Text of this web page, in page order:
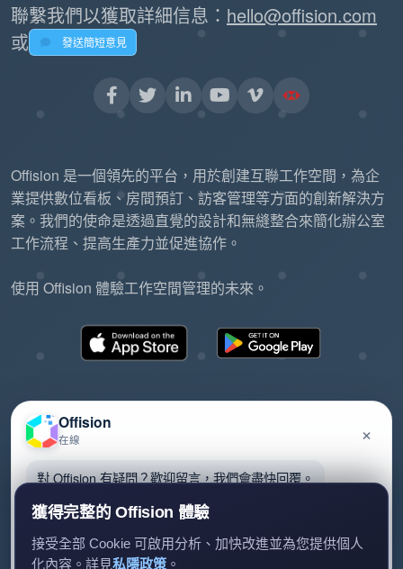
聯繫我們以獲取詳細信息： hello@offision.com
或
發送簡短意見
Offision 是一個領先的平台，用於創建互聯工作空間，為企
業提供數位看板、房間預訂、訪客管理等方面的創新解決方
案。我們的使命是透過直覺的設計和無縫整合來簡化辦公室
工作流程、提高生產力並促進協作。
使用 Offision 體驗工作空間管理的未來。
隱私政策服務條款EULA
Offision
在線 ×
對 Offision 有疑問？歡迎留言，我們會盡快回覆。
獲得完整的 Offision 體驗
接受全部 Cookie 可啟用分析、加快改進並為您提供個人
化內容。詳見私隱政策 。